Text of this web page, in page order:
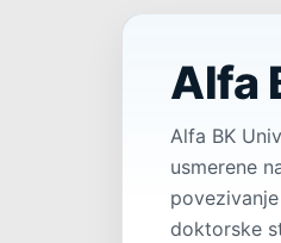
Alfa
Alfa BK
usmerene
doktorske